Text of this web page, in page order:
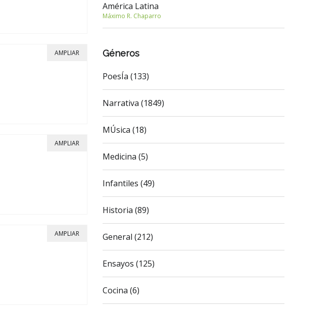
AMPLIAR
AMPLIAR
AMPLIAR
América Latina
Máximo R. Chaparro
Géneros
PoesÍa (133)
Narrativa (1849)
MÚsica (18)
Medicina (5)
Infantiles (49)
Historia (89)
General (212)
Ensayos (125)
Cocina (6)